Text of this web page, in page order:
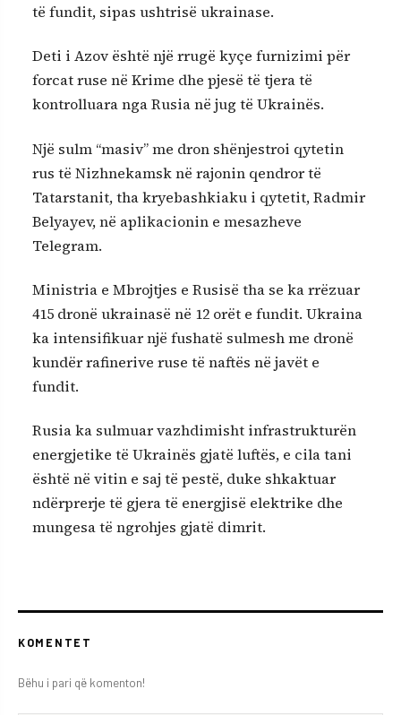
të fundit, sipas ushtrisë ukrainase.
Deti i Azov është një rrugë kyçe furnizimi për
forcat ruse në Krime dhe pjesë të tjera të
kontrolluara nga Rusia në jug të Ukrainës.
Një sulm “masiv” me dron shënjestroi qytetin
rus të Nizhnekamsk në rajonin qendror të
Tatarstanit, tha kryebashkiaku i qytetit, Radmir
Belyayev, në aplikacionin e mesazheve
Telegram.
Ministria e Mbrojtjes e Rusisë tha se ka rrëzuar
415 dronë ukrainasë në 12 orët e fundit. Ukraina
ka intensifikuar një fushatë sulmesh me dronë
kundër rafinerive ruse të naftës në javët e
fundit.
Rusia ka sulmuar vazhdimisht infrastrukturën
energjetike të Ukrainës gjatë luftës, e cila tani
është në vitin e saj të pestë, duke shkaktuar
ndërprerje të gjera të energjisë elektrike dhe
mungesa të ngrohjes gjatë dimrit.
KOMENTET
Bëhu i pari që komenton!